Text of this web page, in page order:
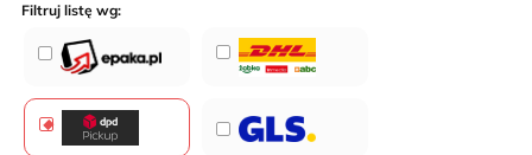
Filtruj listę wg: